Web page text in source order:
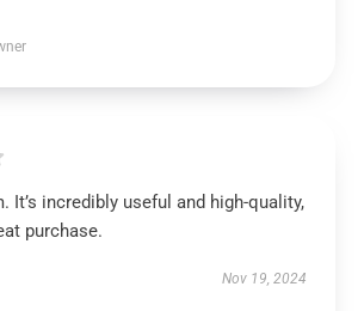
It’s incredibly useful and high-quality,
purchase.
Nov 19, 2024